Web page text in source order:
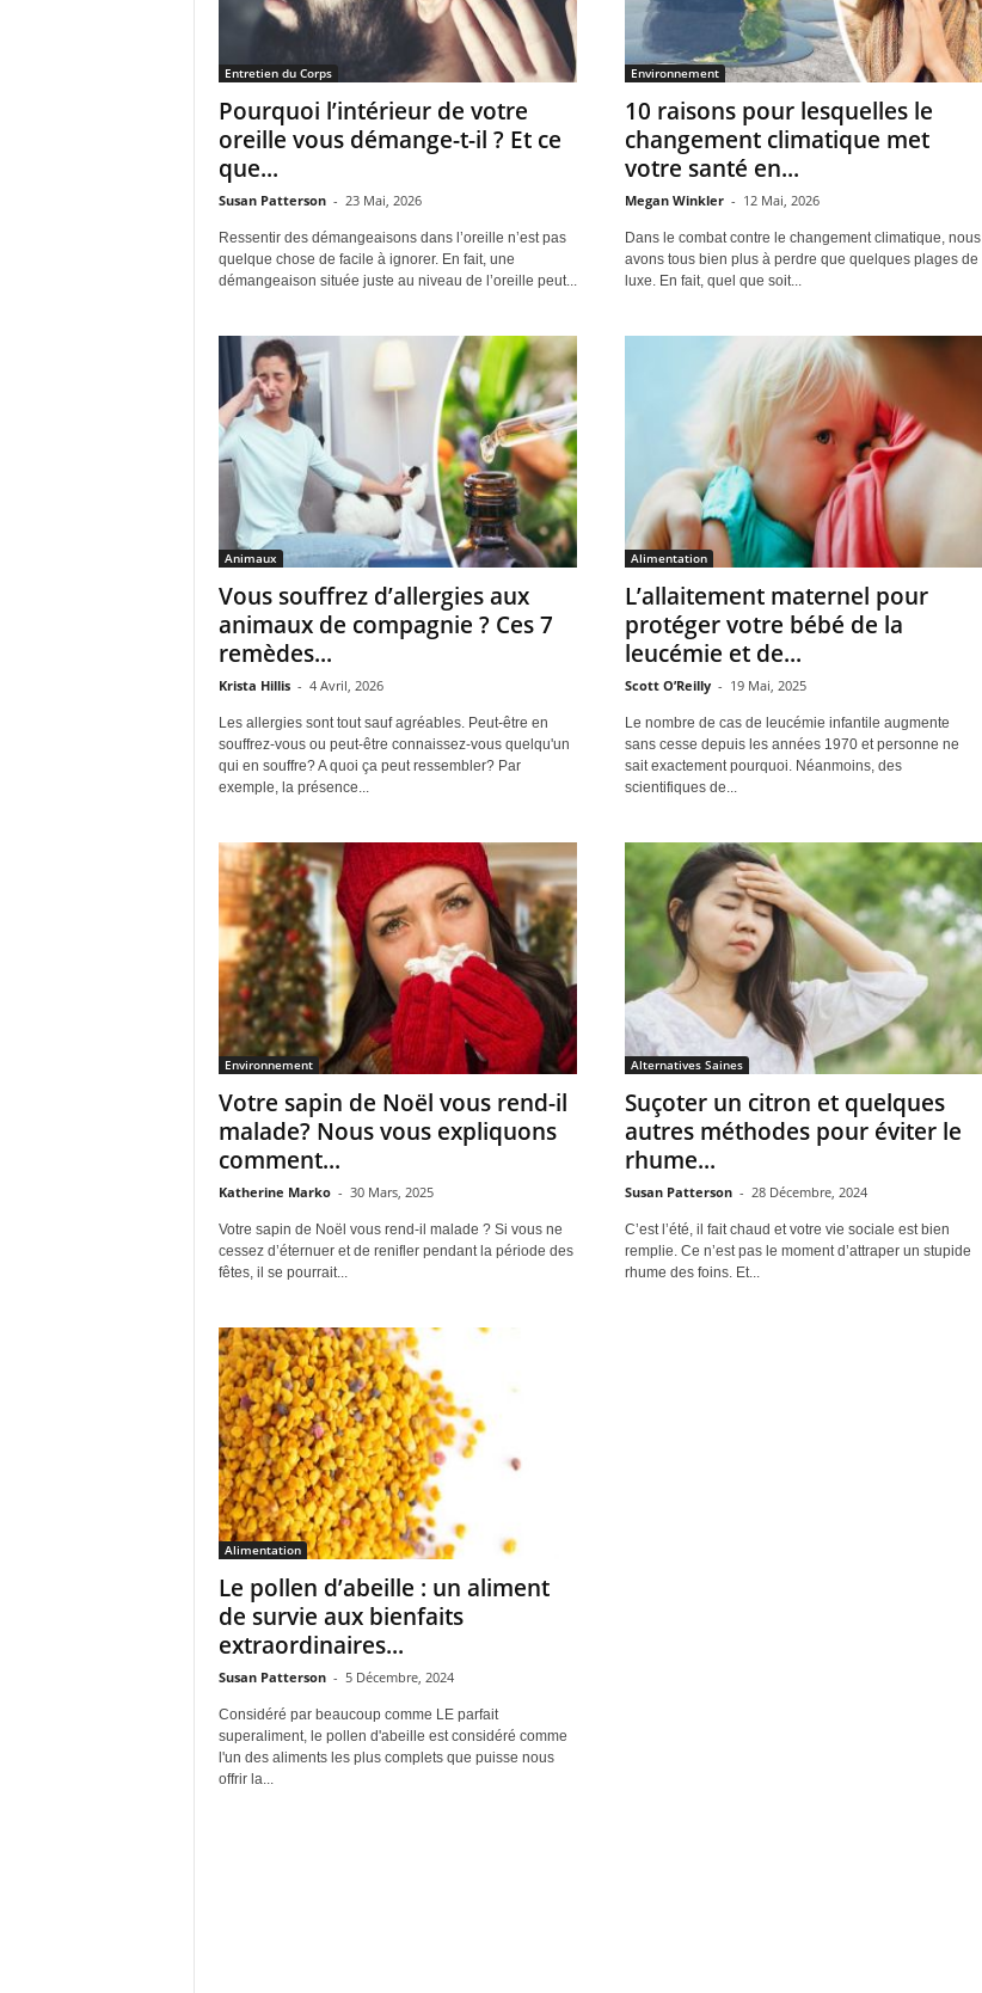
Entretien du Corps
Pourquoi l’intérieur de votre
oreille vous démange-t-il ? Et ce
que...
Susan Patterson - 23 Mai, 2026
Ressentir des démangeaisons dans l’oreille n’est pas
quelque chose de facile à ignorer. En fait, une
démangeaison située juste au niveau de l’oreille peut...
Environnement
10 raisons pour lesquelles le
changement climatique met
votre santé en...
Megan Winkler - 12 Mai, 2026
Dans le combat contre le changement climatique, nous
avons tous bien plus à perdre que quelques plages de
luxe. En fait, quel que soit...
Animaux
Vous souffrez d’allergies aux
animaux de compagnie ? Ces 7
remèdes...
Krista Hillis - 4 Avril, 2026
Les allergies sont tout sauf agréables. Peut-être en
souffrez-vous ou peut-être connaissez-vous quelqu'un
qui en souffre? A quoi ça peut ressembler? Par
exemple, la présence...
Alimentation
L’allaitement maternel pour
protéger votre bébé de la
leucémie et de...
Scott O’Reilly - 19 Mai, 2025
Le nombre de cas de leucémie infantile augmente
sans cesse depuis les années 1970 et personne ne
sait exactement pourquoi. Néanmoins, des
scientifiques de...
Environnement
Votre sapin de Noël vous rend-il
malade? Nous vous expliquons
comment...
Katherine Marko - 30 Mars, 2025
Votre sapin de Noël vous rend-il malade ? Si vous ne
cessez d’éternuer et de renifler pendant la période des
fêtes, il se pourrait...
Alternatives Saines
Suçoter un citron et quelques
autres méthodes pour éviter le
rhume...
Susan Patterson - 28 Décembre, 2024
C’est l’été, il fait chaud et votre vie sociale est bien
remplie. Ce n’est pas le moment d’attraper un stupide
rhume des foins. Et...
Alimentation
Le pollen d’abeille : un aliment
de survie aux bienfaits
extraordinaires...
Susan Patterson - 5 Décembre, 2024
Considéré par beaucoup comme LE parfait
superaliment, le pollen d'abeille est considéré comme
l'un des aliments les plus complets que puisse nous
offrir la...